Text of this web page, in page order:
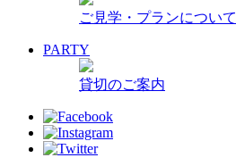
ご見学・プランについて
PARTY
貸切のご案内